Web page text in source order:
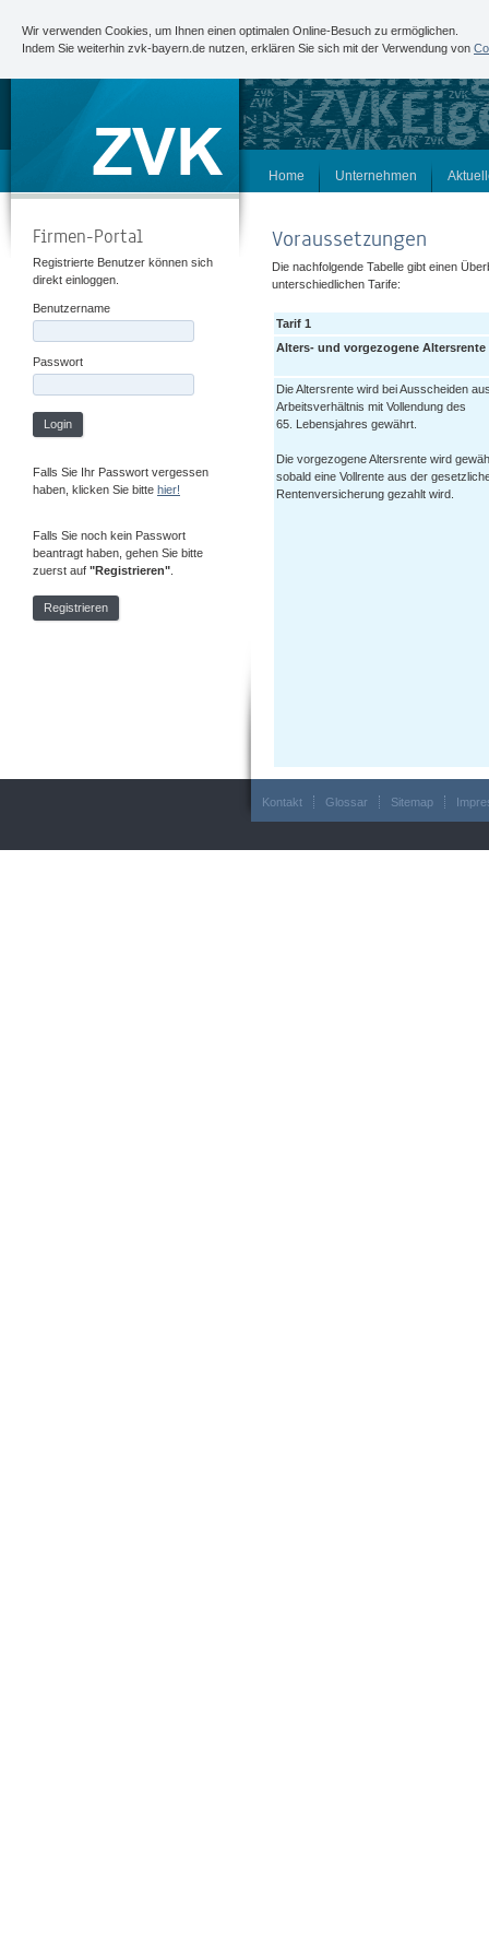
Firmen-Portal
Registrierte Benutzer können sich
direkt einloggen.
Benutzername
Passwort
Login
Falls Sie Ihr Passwort vergessen
haben, klicken Sie bitte hier!
Falls Sie noch kein Passwort
beantragt haben, gehen Sie bitte
zuerst auf "Registrieren"
Registrieren
Home Unternehmen
Voraussetzungen
Die nachfolgende Tabelle gibt einen
unterschiedlichen Tarife:
Tarif 1
Alters- und vorgezogene Altersrente
Die Altersrente wird bei Ausscheiden
Arbeitsverhältnis mit Vollendung des
65. Lebensjahres gewährt.
Die vorgezogene Altersrente wird
sobald eine Vollrente aus der
Rentenversicherung gezahlt wird.
Kontakt Glossar Sitemap
Wir verwenden Cookies, um Ihnen einen optimalen Online-Besuch zu ermöglichen.
Indem Sie weiterhin zvk-bayern.de nutzen, erklären Sie sich mit der Verwendung von